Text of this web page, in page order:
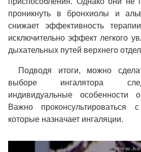
проникнуть в бронхиолы и
снижает эффективность
исключительно эффект легкого
дыхательных путей верхнего
Подводя итоги, можно
выборе ингалятора
индивидуальные особенности
Важно
которые назначает ингаляции.